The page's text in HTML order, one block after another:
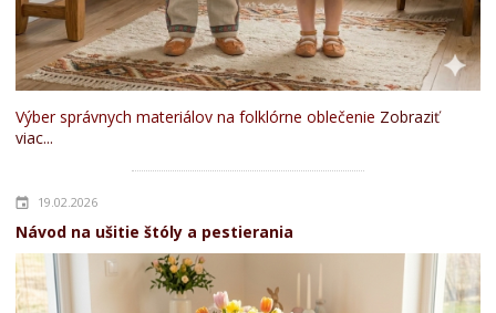
Výber správnych materiálov na folklórne oblečenie Zobraziť
viac...
19.02.2026
Návod na ušitie štóly a pestierania